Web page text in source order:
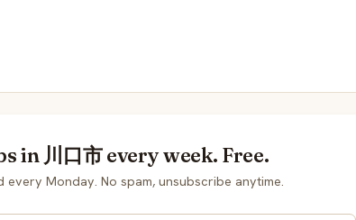
in 川口市 every week. Free.
every Monday. No spam, unsubscribe anytime.